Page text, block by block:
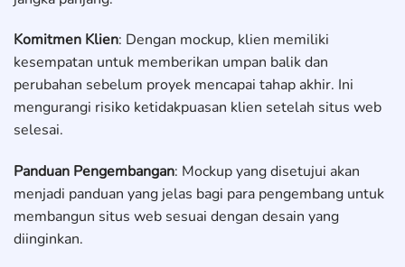
Komitmen Klien: Dengan mockup, klien memiliki
kesempatan untuk memberikan umpan balik dan
perubahan sebelum proyek mencapai tahap akhir. Ini
mengurangi risiko ketidakpuasan klien setelah situs web
selesai.
Panduan Pengembangan: Mockup yang disetujui akan
menjadi panduan yang jelas bagi para pengembang untuk
membangun situs web sesuai dengan desain yang
diinginkan.